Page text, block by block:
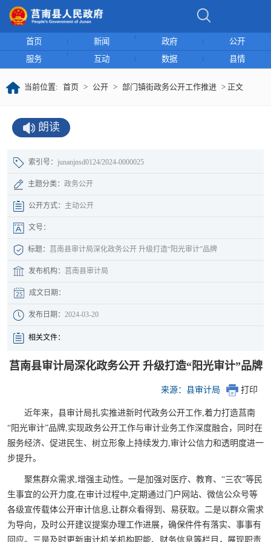
首页 新闻 政府
公开
服务
互动 数据 县情
当前位置: 首页 > 公开 > 部门镇街政务公开工作推进 > 正文
朗读
索引号： junanjnsd0124/2024-0000025
主题分类： 政务公开
公开方式： 主动公开
文号：
标题： 莒南县审计局深化政务公开 升级打造“阳光审计”品牌
发布机构： 莒南县审计局
成文日期：
发布日期： 2024-03-20
相关文件：
莒南县审计局深化政务公开 升级打造“阳光审计”品牌
来源：县审计局 打印
近年来，县审计局扎实推进新时代政务公开工作,着力打造莒南
“阳光审计”品牌,实现政务公开工作与审计业务工作深度融合，同时在
服务经济、促进民生、树立形象上持续发力,审计公信力和透明度进一
步提升。
聚焦群众需求,增强主动性。一是加强对医疗、教育、“三农”等民
生事宜的公开力度,在审计过程中,定期通过门户网站、微信公众号等
各级宣传载体公开审计信息,让群众看得到、易获取。二是以群众需求
为导向，及时公开建议提案办理工作进展，确保件件有落实、事事有
回应。三是及时更新审计机关机构职能、财务信息等栏目，展现职责